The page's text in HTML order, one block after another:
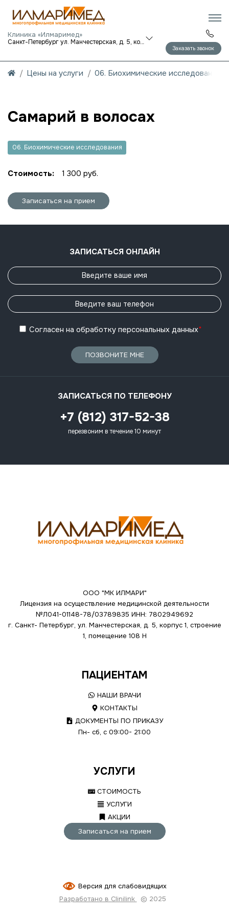
Клиника «Илмаримед»
Санкт-Петербург ул. Манчестерская, д. 5, корп. 1
Заказать звонок
Цены на услуги 06. Биохимические исследования
Самарий в волосах
06. Биохимические исследования
Стоимость: 1 300 руб.
Записаться на прием
ЗАПИСАТЬСЯ ОНЛАЙН
Согласен на обработку персональных данных*
ПОЗВОНИТЕ МНЕ
ЗАПИСАТЬСЯ ПО ТЕЛЕФОНУ
+7 (812) 317-52-38
перезвоним в течение 10 минут
ООО "МК ИЛМАРИ"
Лицензия на осуществление медицинской деятельности
№Л041-01148-78/03789835 ИНН: 7802949692
г. Санкт- Петербург, ул. Манчестерская, д. 5, корпус 1, строение
1, помещение 108 Н
ПАЦИЕНТАМ
НАШИ ВРАЧИ
КОНТАКТЫ
ДОКУМЕНТЫ ПО ПРИКАЗУ
Пн- сб, с 09:00- 21:00
УСЛУГИ
СТОИМОСТЬ
УСЛУГИ
АКЦИИ
Записаться на прием
Версия для слабовидящих
Разработано в Clinilink
© 2025